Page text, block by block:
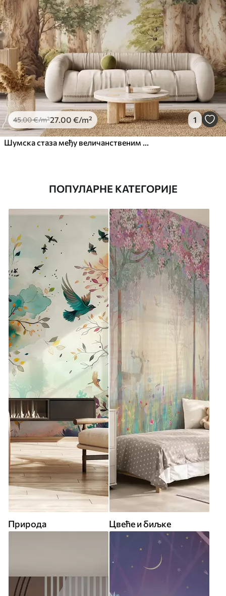
45.00€/m²27 .00 €/m² 1
ПОПУЛАРНЕ КАТЕГОРИЈЕ
Природа Цвеће и биљке